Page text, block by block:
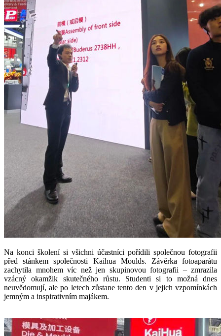
Na konci školení si všichni účastníci pořídili společnou fotografii
před stánkem společnosti Kaihua Moulds. Závěrka fotoaparátu
zachytila ​​mnohem víc než jen skupinovou fotografii – zmrazila
vzácný okamžik skutečného růstu. Studenti si to možná dnes
neuvědomují, ale po letech zůstane tento den v jejich vzpomínkách
jemným a inspirativním majákem.